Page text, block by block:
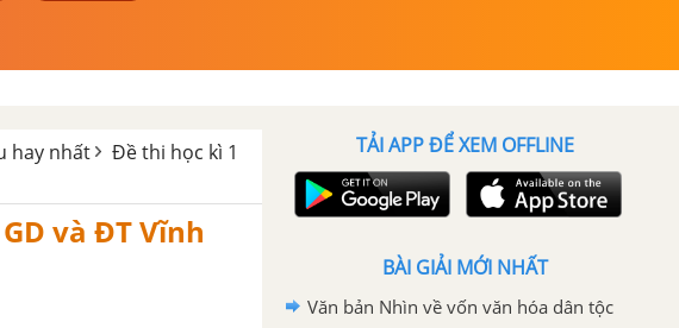
hay nhất
Đề thi học kì 1
và ĐT Vĩnh
TẢI APP ĐỂ XEM OFFLINE
BÀI GIẢI MỚI NHẤT
Văn bản Nhìn về vốn văn hóa dân tộc